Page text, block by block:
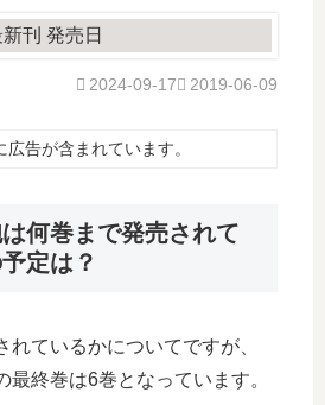
2019-06-09
2024-09-17
広告が含まれています。
何巻まで発売されて
定は？
れているかについてですが、
最終巻は6巻となっています。